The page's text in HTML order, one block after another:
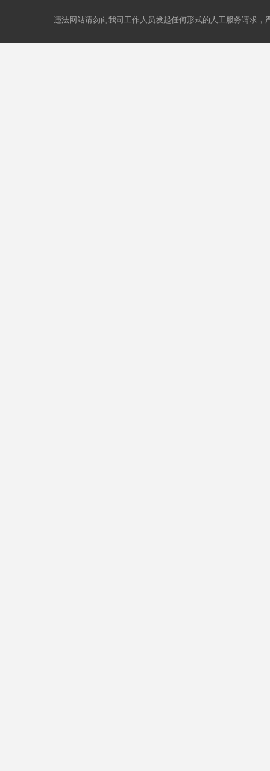
违法网站请勿向我司工作人员发起任何形式的人工服务请求，